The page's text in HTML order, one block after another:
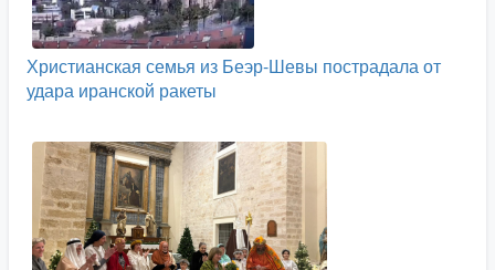
Христианская семья из Беэр-Шевы пострадала от
удара иранской ракеты